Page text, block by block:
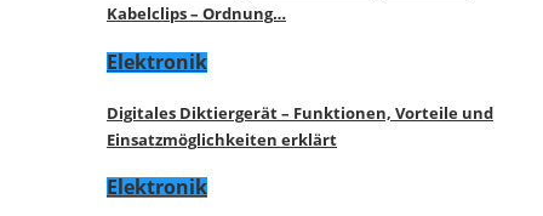
Kabelclips – Ordnung…
Elektronik
Digitales Diktiergerät – Funktionen, Vorteile und
Einsatzmöglichkeiten erklärt
Elektronik